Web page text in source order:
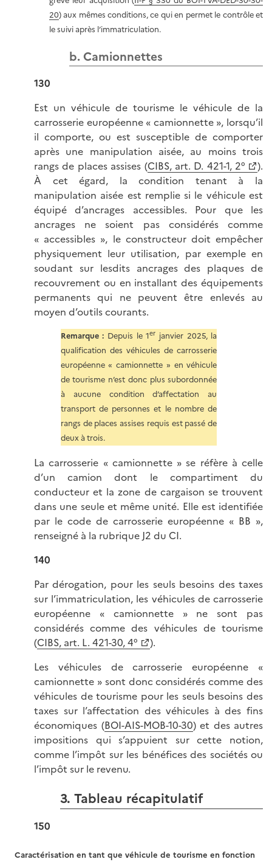
20) aux mêmes conditions, ce qui en permet le contrôle et
le suivi après l’immatriculation.
b. Camionnettes
130
Est un véhicule de tourisme le véhicule de la
carrosserie européenne « camionnette », lorsqu’il
il comporte, ou est susceptible de comporter
après une manipulation aisée, au moins trois
rangs de places assises (CIBS, art. D. 421-1, 2°
).
À cet égard, la condition tenant à la
manipulation aisée est remplie si le véhicule est
équipé d’ancrages accessibles. Pour que les
ancrages ne soient pas considérés comme
« accessibles », le constructeur doit empêcher
physiquement leur utilisation, par exemple en
soudant sur lesdits ancrages des plaques de
recouvrement ou en installant des équipements
permanents qui ne peuvent être enlevés au
moyen d’outils courants.
Remarque : Depuis le 1er janvier 2025, la
qualification des véhicules de carrosserie
européenne « camionnette » en véhicule
de tourisme n’est donc plus subordonnée
à aucune condition d’affectation au
transport de personnes et le nombre de
rangs de places assises requis est passé de
deux à trois.
La carrosserie « camionnette » se réfère à celle
d’un camion dont le compartiment du
conducteur et la zone de cargaison se trouvent
dans une seule et même unité. Elle est identifiée
par le code de carrosserie européenne « BB »,
renseigné à la rubrique J2 du CI.
140
Par dérogation, pour les seuls besoins des taxes
sur l’immatriculation, les véhicules de carrosserie
européenne « camionnette » ne sont pas
considérés comme des véhicules de tourisme
(CIBS, art. L. 421-30, 4°
).
Les véhicules de carrosserie européenne «
camionnette » sont donc considérés comme des
véhicules de tourisme pour les seuls besoins des
taxes sur l’affectation des véhicules à des fins
économiques (BOI-AIS-MOB-10-30) et des autres
impositions qui s’appuient sur cette notion,
comme l’impôt sur les bénéfices des sociétés ou
l’impôt sur le revenu.
3. Tableau récapitulatif
150
Caractérisation en tant que véhicule de tourisme en fonction